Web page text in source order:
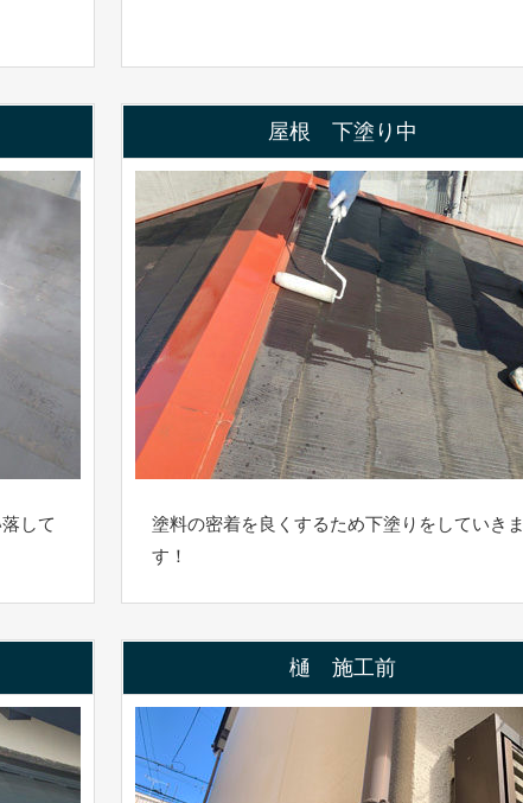
して
屋根 下塗り中
塗料の密着を良くするため下塗りをしていきま
す！
樋 施工前